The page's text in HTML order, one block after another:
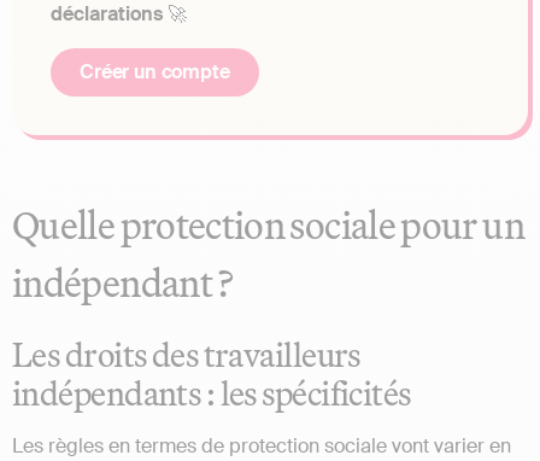
déclarations 🚀
Créer un compte
Quelle protection sociale pour un
indépendant ?
Les droits des travailleurs
indépendants : les spécificités
Les règles en termes de protection sociale vont varier en